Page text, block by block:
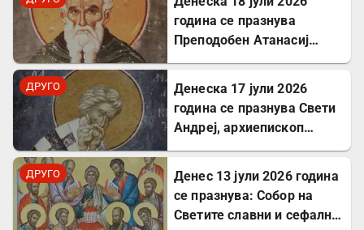
воскреснуваше мртви
година се празнува
Преподобен Атанасиј
ДРУГО
Денеска 17 јули 2026
година се празнува Свети
Андреј, архиепископ
ДРУГО
Денес 13 јули 2026 година
се празнува: Собор на
Светите славни и сефални